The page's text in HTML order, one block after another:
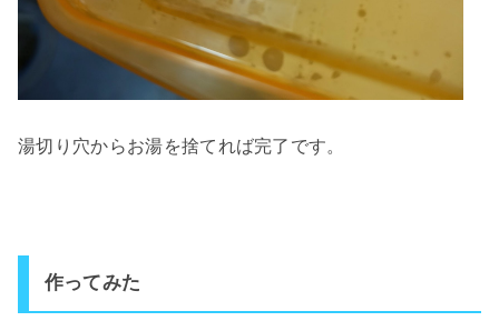
湯切り穴からお湯を捨てれば完了です。
作ってみた